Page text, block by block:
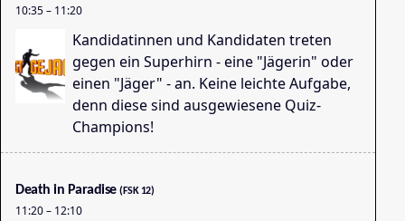
10:35– 11:20
Kandidatinnen und Kandidaten treten
gegen ein Superhirn - eine "Jägerin" oder
einen "Jäger" - an. Keine leichte Aufgabe,
denn diese sind ausgewiesene Quiz-
Champions!
Death in Paradise (FSK 12)
11:20– 12:10